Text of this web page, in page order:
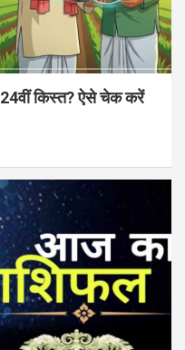
24वीं किस्त? ऐसे चेक करें